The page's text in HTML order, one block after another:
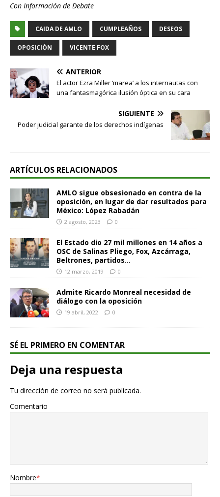
Con Información de Debate
CAIDA DE AMLO CUMPLEAÑOS DESEOS
OPOSICIÓN VICENTE FOX
ANTERIOR
El actor Ezra Miller ‘marea’ a los internautas con
una fantasmagórica ilusión óptica en su cara
SIGUIENTE
Poder judicial garante de los derechos indígenas
ARTÍCULOS RELACIONADOS
AMLO sigue obsesionado en contra de la
oposición, en lugar de dar resultados para
México: López Rabadán
2 agosto, 2023 0
El Estado dio 27 mil millones en 14 años a
OSC de Salinas Pliego, Fox, Azcárraga,
Beltrones, partidos…
12 marzo, 2019 0
Admite Ricardo Monreal necesidad de
diálogo con la oposición
19 abril, 2022 0
SÉ EL PRIMERO EN COMENTAR
Deja una respuesta
Tu dirección de correo no será publicada.
Comentario
Nombre*